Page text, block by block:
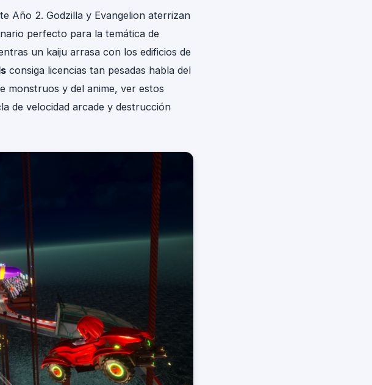
Año 2. Godzilla y Evangelion aterrizan
perfecto para la temática de
un kaiju arrasa con los edificios de
consiga licencias tan pesadas habla del
monstruos y del anime, ver estos
de velocidad arcade y destrucción